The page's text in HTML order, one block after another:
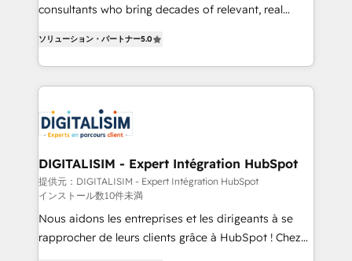
detailed financial rationale with a focus on ROI and
believe in the power of partnership. Together, we
embark on a transformational journey that sets your
business up for long-term success. Unlock your
consultants who bring decades of relevant, real
Frog is a top, trusted partner in HubSpot's
ecosystem for a reason. Their team brings over a
decade of experience to the table, along with deep
for driving growth. They are committed to helping
our customers grow and finding solutions that fit
their unique business needs. We are thrilled to have
Blue Frog in the HubSpot ecosystem leading the
way for customers!" - Yamini Rangan, CEO of
HubSpot “Our experience with the team at Blue Frog
has been nothing short of extraordinary. Their years
ソリューション・パートナー5.0
DIGITALISIM - Expert Intégration HubSpot
提供元：DIGITALISIM - Expert Intégration HubSpot
インストール数10件未満
Nous aidons les entreprises et les dirigeants à se
rapprocher de leurs clients grâce à HubSpot ! Chez